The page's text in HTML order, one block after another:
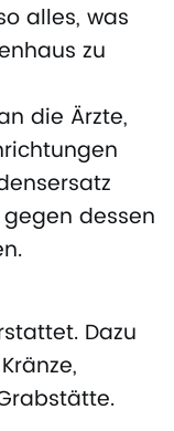
alles, was
zu
die Ärzte,
dessen
Dazu